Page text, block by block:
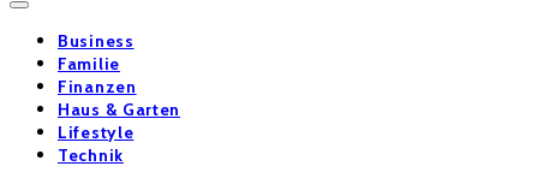
Business
Familie
Finanzen
Haus & Garten
Lifestyle
Technik